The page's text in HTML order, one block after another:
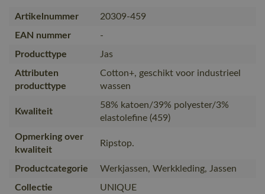
Artikelnummer
20309-459
EAN nummer
-
Producttype
Jas
Attributen
producttype
Cotton+, geschikt voor industrieel
wassen
Kwaliteit
58% katoen/39% polyester/3%
elastolefine (459)
Opmerking over
kwaliteit
Ripstop.
Productcategorie
Werkjassen, Werkkleding, Jassen
Collectie
UNIQUE